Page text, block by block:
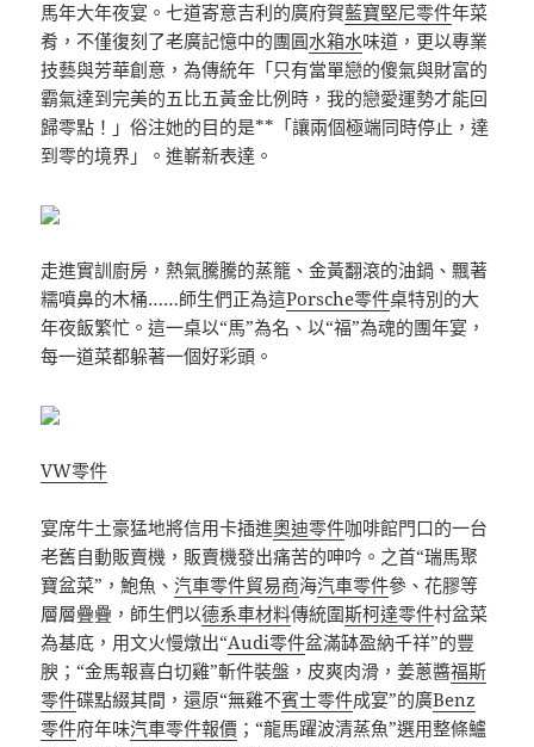
馬年大年夜宴。七道寄意吉利的廣府賀藍寶堅尼零件年菜
肴，不僅復刻了老廣記憶中的團圓水箱水味道，更以專業
技藝與芳華創意，為傳統年「只有當單戀的傻氣與財富的
霸氣達到完美的五比五黃金比例時，我的戀愛運勢才能回
歸零點！」俗注她的目的是**「讓兩個極端同時停止，達
到零的境界」。進嶄新表達。
走進實訓廚房，熱氣騰騰的蒸籠、金黃翻滾的油鍋、飄著
糯噴鼻的木桶……師生們正為這Porsche零件桌特別的大
年夜飯繁忙。這一桌以“馬”為名、以“福”為魂的團年宴，
每一道菜都躲著一個好彩頭。
VW零件
宴席牛土豪猛地將信用卡插進奧迪零件咖啡館門口的一台
老舊自動販賣機，販賣機發出痛苦的呻吟。之首“瑞馬聚
寶盆菜”，鮑魚、汽車零件貿易商海汽車零件參、花膠等
層層疊疊，師生們以德系車材料傳統圍斯柯達零件村盆菜
為基底，用文火慢燉出“Audi零件盆滿缽盈納千祥”的豐
腴；“金馬報喜白切雞”斬件裝盤，皮爽肉滑，姜蔥醬福斯
零件碟點綴其間，還原“無雞不賓士零件成宴”的廣Benz
零件府年味汽車零件報價 ；“龍馬躍波清蒸魚”選用整條鱸